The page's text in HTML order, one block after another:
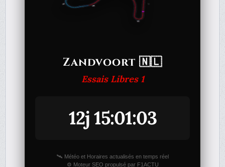
Zandvoort 🇳🇱
Essais Libres 1
12j 15:01:03
🛰️ Météo et Horaires actualisés en temps réel
⚙️ Moteur SEO propulsé par F1ACTU